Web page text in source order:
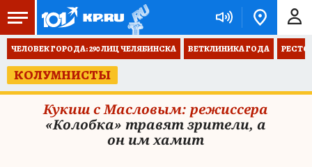
ЧЕЛОВЕК ГОРОДА: 290 ЛИЦ ЧЕЛЯБИНСКА ВЕТКЛИНИКА ГОДА
КОЛУМНИСТЫ
Кукиш с Масловым: режиссера
«Колобка» травят зрители, а
он им хамит